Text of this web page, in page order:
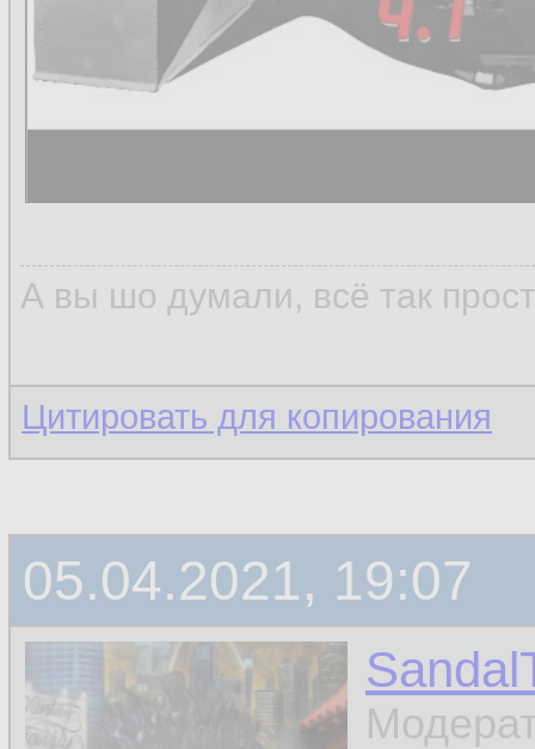
А вы шо думали, всё так
Цитировать для копирования
05.04.2021, 19:07